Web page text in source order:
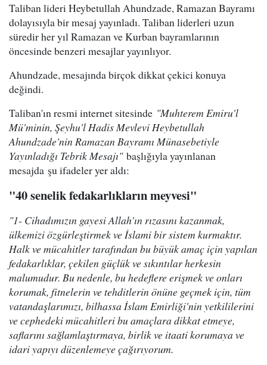
Taliban lideri Heybetullah Ahundzade, Ramazan Bayramı
dolayısıyla bir mesaj yayınladı. Taliban liderleri uzun
süredir her yıl Ramazan ve Kurban bayramlarının
öncesinde benzeri mesajlar yayınlıyor.
Ahundzade, mesajında birçok dikkat çekici konuya
değindi.
Taliban'ın resmi internet sitesinde "Muhterem Emiru'l
Mü'minin, Şeyhu'l Hadis Mevlevi Heybetullah
Ahundzade'nin Ramazan Bayramı Münasebetiyle
Yayınladığı Tebrik Mesajı"başlığıyla yayınlanan
mesajda şu ifadeler yer aldı:
"40 senelik fedakarlıkların meyvesi"
"1- Cihadımızın gayesi Allah'ın rızasını kazanmak,
ülkemizi özgürleştirmek ve İslami bir sistem kurmaktır.
Halk ve mücahitler tarafından bu büyük amaç için yapılan
fedakarlıklar, çekilen güçlük ve sıkıntılar herkesin
malumudur. Bu nedenle, bu hedeflere erişmek ve onları
korumak, fitnelerin ve tehditlerin önüne geçmek için, tüm
vatandaşlarımızı, bilhassa İslam Emirliği'nin yetkililerini
ve cephedeki mücahitleri bu amaçlara dikkat etmeye,
saflarını sağlamlaştırmaya, birlik ve itaati korumaya ve
idari yapıyı düzenlemeye çağırıyorum.